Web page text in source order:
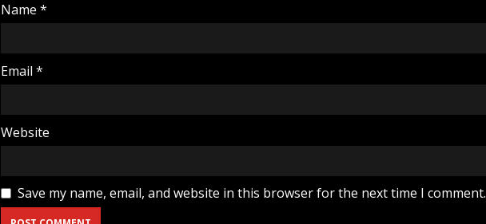
Name *
Email *
Website
Save my name, email, and website in this browser for the next time I comment.